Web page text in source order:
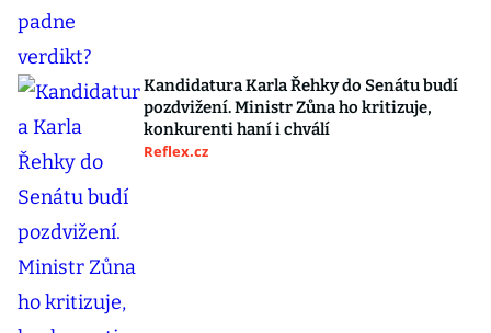
Kandidatura Karla Řehky do Senátu budí
pozdvižení. Ministr Zůna ho kritizuje,
konkurenti haní i chválí
Reflex.cz